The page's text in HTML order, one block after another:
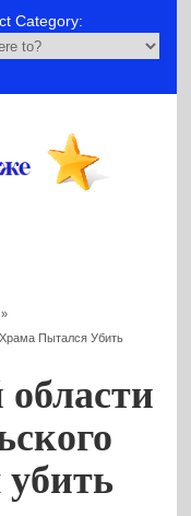
Category:
Пытался Убить